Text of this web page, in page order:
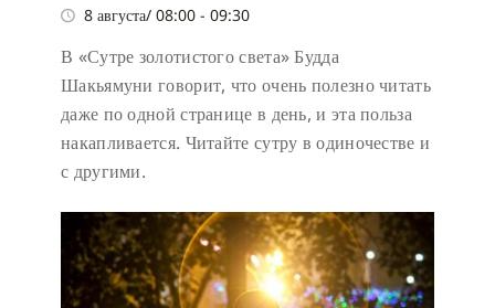
8 августа/ 08:00 - 09:30
В «Сутре золотистого света» Будда
Шакьямуни говорит, что очень полезно читать
даже по одной странице в день, и эта польза
накапливается. Читайте сутру в одиночестве и
с другими.